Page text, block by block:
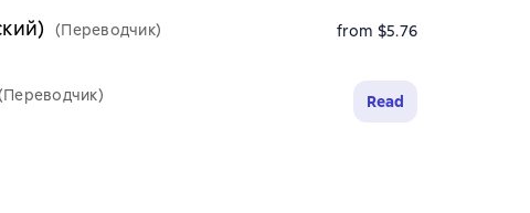
(Переводчик)
from $5.76
Read